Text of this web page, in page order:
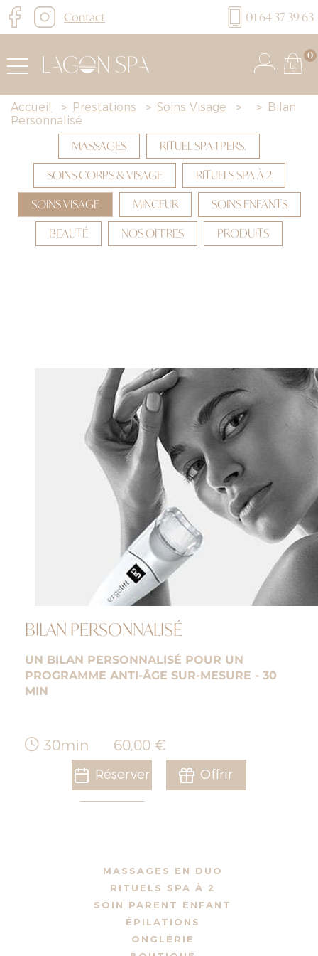
Contact 01 64 37 39 63
0
Accueil > Prestations > Soins Visage > > Bilan
Personnalisé
MASSAGES
RITUEL SPA 1 PERS.
SOINS CORPS & VISAGE
RITUELS SPA À 2
SOINS VISAGE
MINCEUR
SOINS ENFANTS
BEAUTÉ
NOS OFFRES PRODUITS
BILAN PERSONNALISÉ
UN BILAN PERSONNALISÉ POUR UN
PROGRAMME ANTI-ÂGE SUR-MESURE - 30
MIN
30min 60,00 €
Réserver Offrir
MASSAGES EN DUO
RITUELS SPA À 2
SOIN PARENT ENFANT
ÉPILATIONS
ONGLERIE